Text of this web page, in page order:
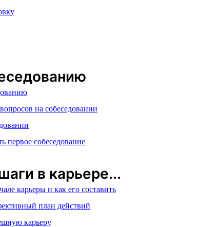
на собеседовании
первое собеседование
в карьере...
карьеры и как его составить
план действий
карьеру